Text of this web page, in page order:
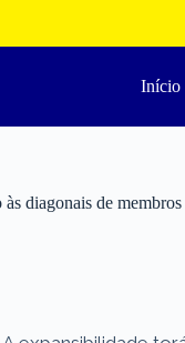
Início
diagonais de